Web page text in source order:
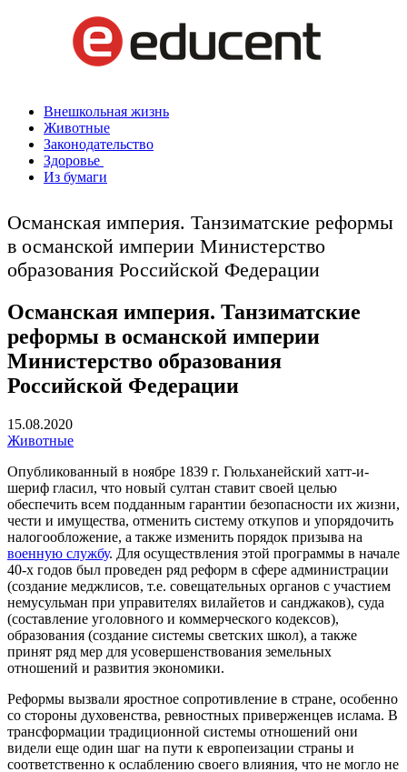
Внешкольная жизнь
Животные
Законодательство
Здоровье
Из бумаги
Османская империя. Танзиматские реформы
в османской империи Министерство
образования Российской Федерации
Османская империя. Танзиматские
реформы в османской империи
Министерство образования
Российской Федерации
15.08.2020
Животные
Опубликованный в ноябре 1839 г. Гюльханейский хатт-и-
шериф гласил, что новый султан ставит своей целью
обеспечить всем подданным гарантии безопасности их жизни,
чести и имущества, отменить систему откупов и упорядочить
налогообложение, а также изменить порядок призыва на
военную службу. Для осуществления этой программы в начале
40-х годов был проведен ряд реформ в сфере администрации
(создание меджлисов, т.е. совещательных органов с участием
немусульман при управителях вилайетов и санджаков), суда
(составление уголовного и коммерческого кодексов),
образования (создание системы светских школ), а также
принят ряд мер для усовершенствования земельных
отношений и развития экономики.
Реформы вызвали яростное сопротивление в стране, особенно
со стороны духовенства, ревностных приверженцев ислама. В
трансформации традиционной системы отношений они
видели еще один шаг на пути к европеизации страны и
соответственно к ослаблению своего влияния, что не могло не